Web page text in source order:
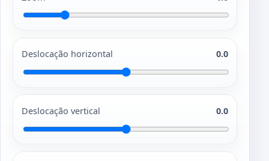
Deslocação horizontal 0.0
Deslocação vertical 0.0